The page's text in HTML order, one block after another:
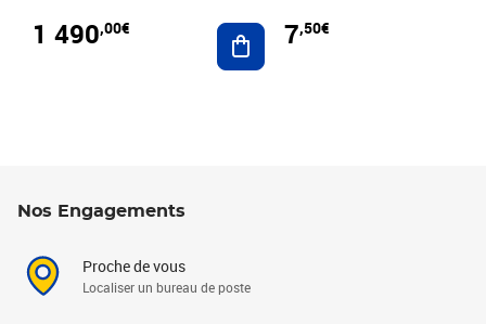
1 490,00€ Ajouter au panier
7,50€
Nos Engagements
Proche de vous
Localiser un bureau de poste